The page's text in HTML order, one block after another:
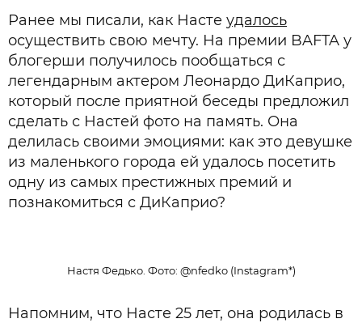
Ранее мы писали, как Насте удалось
осуществить свою мечту. На премии BAFTA у
блогерши получилось пообщаться с
легендарным актером Леонардо ДиКаприо,
который после приятной беседы предложил
сделать с Настей фото на память. Она
делилась своими эмоциями: как это девушке
из маленького города ей удалось посетить
одну из самых престижных премий и
познакомиться с ДиКаприо?
Настя Федько. Фото: @nfedko (Instagram*)
Напомним, что Насте 25 лет, она родилась в